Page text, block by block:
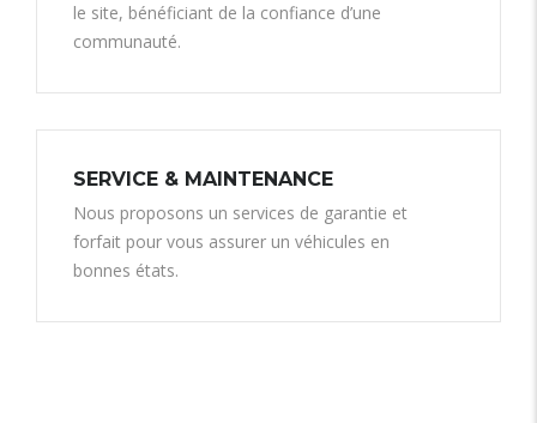
le site, bénéficiant de la confiance d’une
communauté.
SERVICE & MAINTENANCE
Nous proposons un services de garantie et
forfait pour vous assurer un véhicules en
bonnes états.